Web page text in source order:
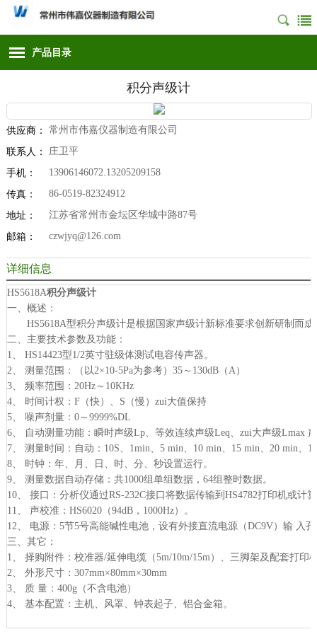
产品目录
积分声级计
供应商： 常州市伟嘉仪器制造有限公司
联系人： 庄卫平
手机： 13906146072.13205209158
传真： 86-0519-82324912
地址： 江苏省常州市金坛区华城中路87号
邮箱： czwjyq@126.com
详细信息
HS5618A积分声级计
一、概述：
HS5618A型积分声级计是根据国家声级计新标准要求创新研制而成
二、主要技术参数及功能：
1、 HS14423型1/2英寸驻级体测试电容传声器。
2、 测量范围：（以2×10-5Pa为参考）35～130dB（A）
3、 频率范围：20Hz～10KHz
4、 时间计权：F（快）、S（慢）zui大值保持
5、 噪声剂量：0～9999%DL
6、 自动测量功能：瞬时声级Lp、等效连续声级Leq、zui大声级Lmax
7、 测量时间：自动：10S、1min、5 min、10 min、15 min、20 min、
8、 时钟：年、月、日、时、分、秒设置运行。
9、 测量数据自动存储：共1000组单组数据，64组整时数据。
10、 接口：分析仪通过RS-232C接口将数据传输到HS4782打印机或计
11、 声校准：HS6020（94dB，1000Hz）。
12、 电源：5节5号高能碱性电池，设有外接直流电源（DC9V）输 入
三、其它：
1、 择购附件：校准器/延伸电缆（5m/10m/15m）、三脚架及配套打印
2、 外形尺寸：307mm×80mm×30mm
3、 质 量：400g（不含电池）
4、 基本配置：主机、风罩、钟表起子、铝合金箱。